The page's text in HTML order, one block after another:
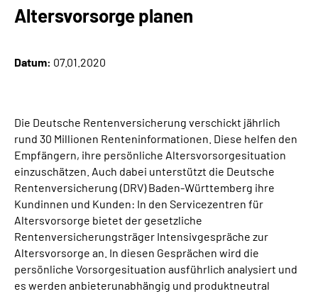
Karriere
Inhalte in Gebärdensprache (DGS)
Leichte Sprache
Suche
Mein Kundenportal
Altersvorsorge planen
Datum: 07.01.2020
Die Deutsche Rentenversicherung verschickt jährlich
rund 30 Millionen Renteninformationen. Diese helfen den
Empfängern, ihre persönliche Altersvorsorgesituation
einzuschätzen. Auch dabei unterstützt die Deutsche
Rentenversicherung (DRV) Baden-Württemberg ihre
Kundinnen und Kunden: In den Servicezentren für
Altersvorsorge bietet der gesetzliche
Rentenversicherungsträger Intensivgespräche zur
Altersvorsorge an. In diesen Gesprächen wird die
persönliche Vorsorgesituation ausführlich analysiert und
es werden anbieterunabhängig und produktneutral